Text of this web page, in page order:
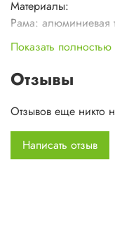
Материалы:
Рама: алюминиевая
Материал сиденья:
Упаковочная
Вес 3.2 кг
Максимальная
Показать полностью
Отзывы
Отзывов еще никто
Написать отзыв